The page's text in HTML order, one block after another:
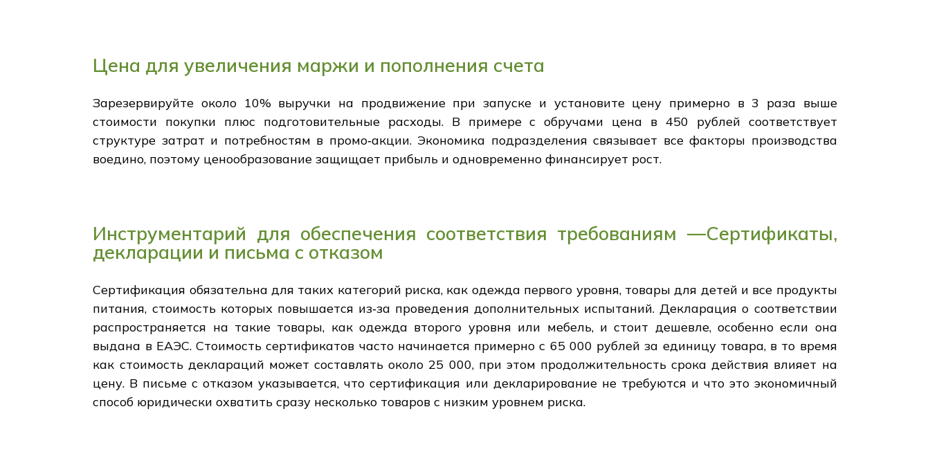
Цена для увеличения маржи и пополнения счета
Зарезервируйте около 10% выручки на продвижение при запуске и установите цену примерно в 3 раза выше
стоимости покупки плюс подготовительные расходы. В примере с обручами цена в 450 рублей соответствует
структуре затрат и потребностям в промо‑акции. Экономика подразделения связывает все факторы производства
воедино, поэтому ценообразование защищает прибыль и одновременно финансирует рост.
Инструментарий для обеспечения соответствия требованиям —Сертификаты,
декларации и письма с отказом
Сертификация обязательна для таких категорий риска, как одежда первого уровня, товары для детей и все продукты
питания, стоимость которых повышается из‑за проведения дополнительных испытаний. Декларация о соответствии
распространяется на такие товары, как одежда второго уровня или мебель, и стоит дешевле, особенно если она
выдана в ЕАЭС. Стоимость сертификатов часто начинается примерно с 65 000 рублей за единицу товара, в то время
как стоимость деклараций может составлять около 25 000, при этом продолжительность срока действия влияет на
цену. В письме с отказом указывается, что сертификация или декларирование не требуются и что это экономичный
способ юридически охватить сразу несколько товаров с низким уровнем риска.